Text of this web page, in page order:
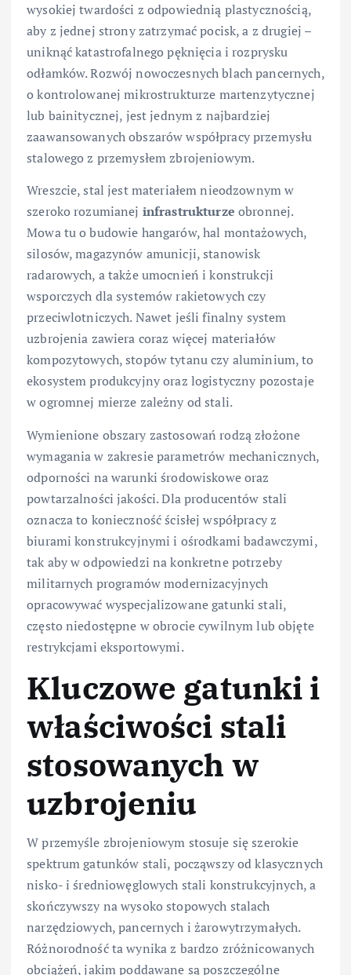
wysokiej twardości z odpowiednią plastycznością,
aby z jednej strony zatrzymać pocisk, a z drugiej –
uniknąć katastrofalnego pęknięcia i rozprysku
odłamków. Rozwój nowoczesnych blach pancernych,
o kontrolowanej mikrostrukturze martenzytycznej
lub bainitycznej, jest jednym z najbardziej
zaawansowanych obszarów współpracy przemysłu
stalowego z przemysłem zbrojeniowym.
Wreszcie, stal jest materiałem nieodzownym w
szeroko rozumianej infrastrukturze obronnej.
Mowa tu o budowie hangarów, hal montażowych,
silosów, magazynów amunicji, stanowisk
radarowych, a także umocnień i konstrukcji
wsporczych dla systemów rakietowych czy
przeciwlotniczych. Nawet jeśli finalny system
uzbrojenia zawiera coraz więcej materiałów
kompozytowych, stopów tytanu czy aluminium, to
ekosystem produkcyjny oraz logistyczny pozostaje
w ogromnej mierze zależny od stali.
Wymienione obszary zastosowań rodzą złożone
wymagania w zakresie parametrów mechanicznych,
odporności na warunki środowiskowe oraz
powtarzalności jakości. Dla producentów stali
oznacza to konieczność ścisłej współpracy z
biurami konstrukcyjnymi i ośrodkami badawczymi,
tak aby w odpowiedzi na konkretne potrzeby
militarnych programów modernizacyjnych
opracowywać wyspecjalizowane gatunki stali,
często niedostępne w obrocie cywilnym lub objęte
restrykcjami eksportowymi.
Kluczowe gatunki i
właściwości stali
stosowanych w
uzbrojeniu
W przemyśle zbrojeniowym stosuje się szerokie
spektrum gatunków stali, począwszy od klasycznych
nisko- i średniowęglowych stali konstrukcyjnych, a
skończywszy na wysoko stopowych stalach
narzędziowych, pancernych i żarowytrzymałych.
Różnorodność ta wynika z bardzo zróżnicowanych
obciążeń, jakim poddawane są poszczególne